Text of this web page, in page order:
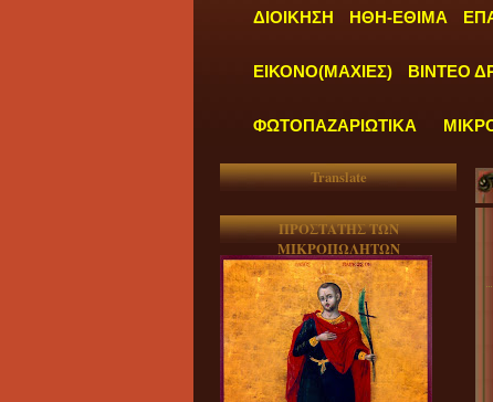
ΔΙΟΙΚΗΣΗ ΗΘΗ-ΕΘΙΜΑ
ΕΙΚΟΝΟ(ΜΑΧΙΕΣ) ΒΙΝΤΕΟ
ΦΩΤΟΠΑΖΑΡΙΩΤΙΚΑ
Translate
ΠΡΟΣΤΑΤΗΣ ΤΩΝ
ΜΙΚΡΟΠΩΛΗΤΩΝ